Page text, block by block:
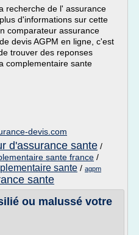
recherche de l' assurance
d'informations sur cette
comparateur assurance
devis AGPM en ligne, c'est
trouver des reponses
complementaire sante
devis.com
d'assurance sante /
sante france /
sante / agpm
sante
ou malussé votre